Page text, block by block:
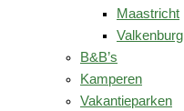
Maastricht
Valkenburg
B&B’s
Kamperen
Vakantieparken